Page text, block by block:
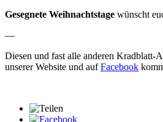
Gesegnete Weihnachtstage wünscht
—
Diesen und fast alle anderen Kradblatt-
unserer Website und aufFacebook